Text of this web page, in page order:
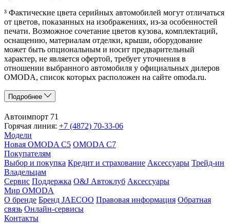
³ Фактические цвета серийных автомобилей могут отличаться
от цветов, показанных на изображениях, из-за особенностей
печати. Возможное сочетание цветов кузова, комплектаций,
оснащению, материалам отделки, крыши, оборудование
может быть опциональным и носит предварительный
характер, не является офертой, требует уточнения в
отношении выбранного автомобиля у официальных дилеров
OMODA, список которых расположен на сайте omoda.ru.
Подробнее
Автоимпорт 71
Горячая линия: +7 (4872) 70-33-06
Модели
Новая OMODA C5 OMODA C7
Покупателям
Выбор и покупка Кредит и страхование Аксессуары Трейд-ин
Владельцам
Сервис Поддержка O&J Автоклуб Аксессуары
Мир OMODA
О бренде Бренд JAECOO Правовая информация Обратная
связь Онлайн-сервисы
Контакты